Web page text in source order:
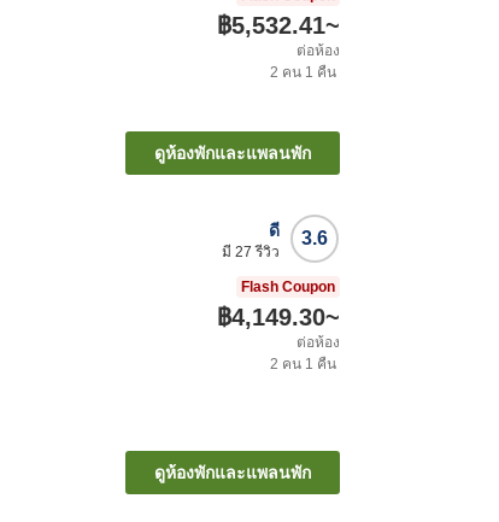
฿5,532.41~
ต่อห้อง
2 คน 1 คืน
ดูห้องพักและแพลนพัก
3.6
ดี
มี 27 รีวิว
Flash Coupon
฿4,149.30~
ต่อห้อง
2 คน 1 คืน
ดูห้องพักและแพลนพัก